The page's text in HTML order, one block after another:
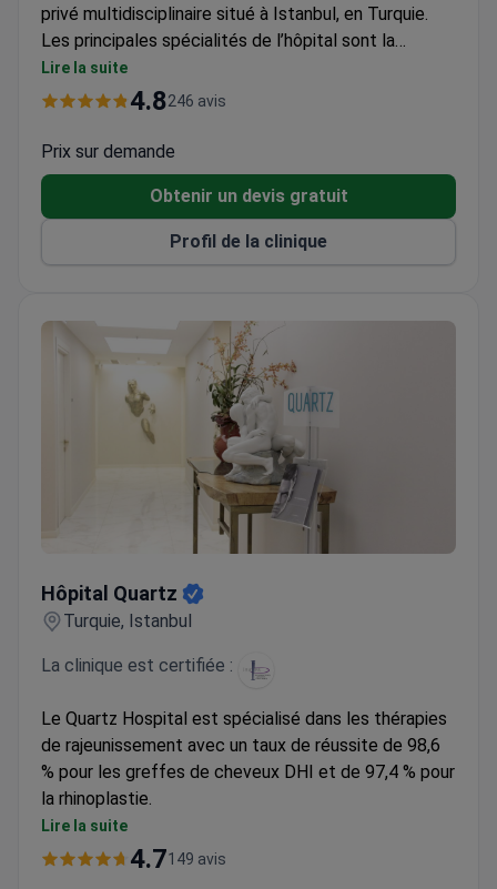
privé multidisciplinaire situé à Istanbul, en Turquie.
Les principales spécialités de l’hôpital sont la
neurochirurgie, l’orthopédie, la chirurgie de la colonne
vertébrale et la chirurgie de la perte de poids.
des enfants. La clinique reçoit le plus souvent des
patients des pays de la CEI, d’Afrique et des États
de la Ligue arabe.
Lire la suite
4.8246 avis
Prix sur demande
Obtenir un devis gratuit
Profil de la clinique
Hôpital Quartz
Turquie, Istanbul
La clinique est certifiée :
Le Quartz Hospital est spécialisé dans les thérapies
de rajeunissement avec un taux de réussite de 98,6
% pour les greffes de cheveux DHI et de 97,4 % pour
la rhinoplastie.
Propose des soins Hydrafacial, Ulthera, PRP et
des thérapies laser avancées
Lire la suite
4.7149 avis